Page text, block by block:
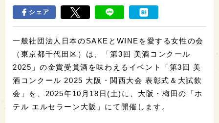
シェア
一般社団法人日本のSAKEとWINEを愛する女性の会
（東京都千代田区）は、「第3回 美酒コンクール
2025」の金賞受賞酒を味わえるイベント「第3回 美
酒コンクール 2025 大阪・関西大会 表彰式＆大試飲
会」を、2025年10月18日(土)に、大阪・梅田の「ホ
テル エルセラーン大阪」にて開催します。